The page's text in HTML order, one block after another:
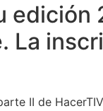
La
II de